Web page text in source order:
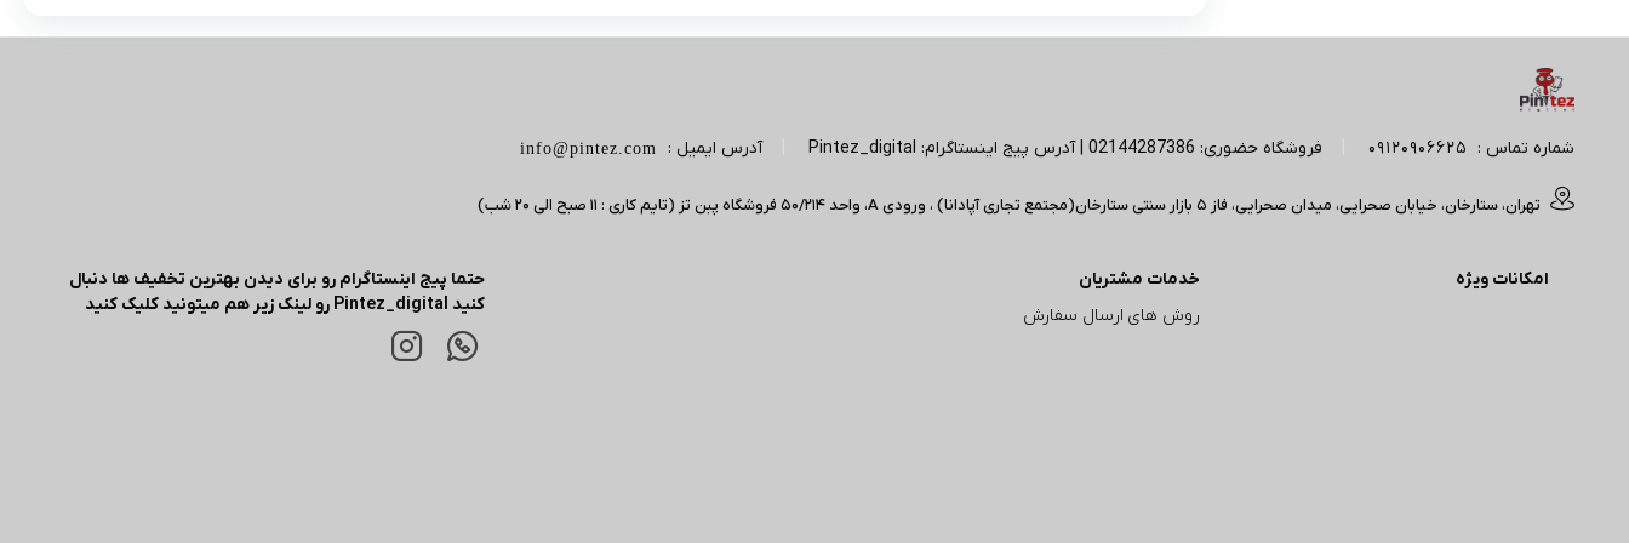
شماره تماس : 09120906625 فروشگاه حضوری: 02144287386 | آدرس پیج اینستاگرام: Pintez_digital آدرس ایمیل : info@pintez.com
تهران، ستارخان، خیابان صحرایی، میدان صحرایی، فاز 5 بازار سنتی ستارخان(مجتمع تجاری آپادانا) ، ورودی A، واحد 50/214 فروشگاه پبن تز (تایم کاری : 11 صبح الی 20 شب)
امکانات ویژه
خدمات مشتریان
روش های ارسال سفارش
حتما پیج اینستاگرام رو برای دیدن بهترین تخفیف ها دنبال
کنید Pintez_digital رو لینک زیر هم میتونید کلیک کنید